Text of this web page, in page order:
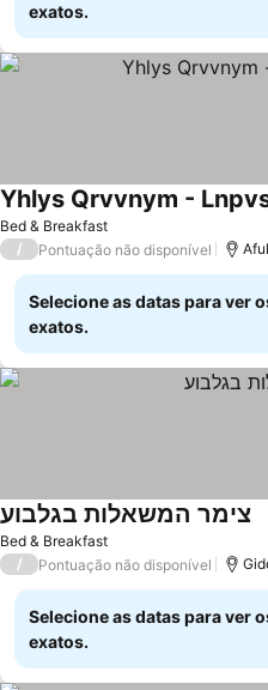
exatos.
Bed & Breakfast
Yhlys Qrvvnym -
/ Pontuação não disponível
Selecione as datas para ver
exatos.
Bed & Breakfast
צימר המשאלות בגלבוע
/ Pontuação não disponível
Selecione as datas para ver
exatos.